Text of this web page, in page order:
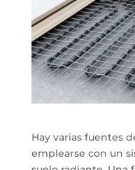
Hay varias fuentes
emplearse con un